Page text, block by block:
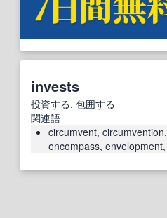
invests
投資する, 包囲する
関連語
circumvent, circumvention,
encompass, envelopment,